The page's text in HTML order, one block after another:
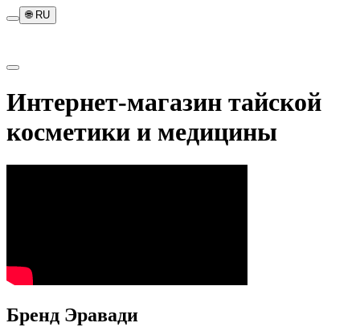
🌐RU
Интернет-магазин тайской
косметики и медицины
Бренд Эравади